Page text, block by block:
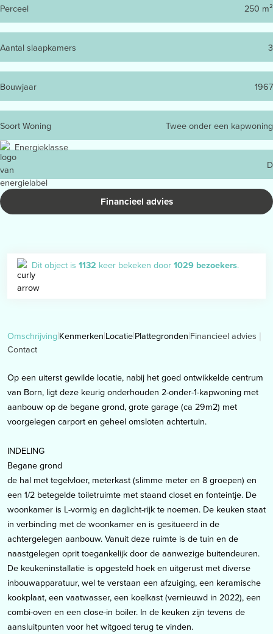
Perceel 250 m²
Aantal slaapkamers 3
Bouwjaar 1967
Soort Woning
Twee onder een kapwoning
Energieklasse
D
Financieel advies
Dit object is 1132 keer bekeken door1029 bezoekers.
OmschrijvingKenmerken LocatiePlattegronden Financieel advies
Contact
Op een uiterst gewilde locatie, nabij het goed ontwikkelde centrum
van Born, ligt deze keurig onderhouden 2-onder-1-kapwoning met
aanbouw op de begane grond, grote garage (ca 29m2) met
voorgelegen carport en geheel omsloten achtertuin.
INDELING
Begane grond
de hal met tegelvloer, meterkast (slimme meter en 8 groepen) en
een 1/2 betegelde toiletruimte met staand closet en fonteintje. De
woonkamer is L-vormig en daglicht-rijk te noemen. De keuken staat
in verbinding met de woonkamer en is gesitueerd in de
achtergelegen aanbouw. Vanuit deze ruimte is de tuin en de
naastgelegen oprit toegankelijk door de aanwezige buitendeuren.
De keukeninstallatie is opgesteld hoek en uitgerust met diverse
inbouwapparatuur, wel te verstaan een afzuiging, een keramische
kookplaat, een vaatwasser, een koelkast (vernieuwd in 2022), een
combi-oven en een close-in boiler. In de keuken zijn tevens de
aansluitpunten voor het witgoed terug te vinden.